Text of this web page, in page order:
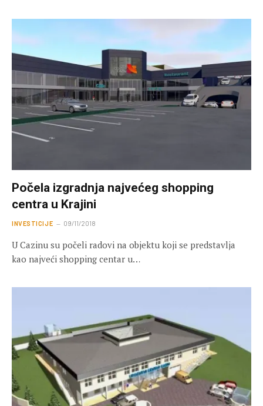
Počela izgradnja najvećeg shopping
centra u Krajini
INVESTICIJE 09/11/2018
U Cazinu su počeli radovi na objektu koji se predstavlja
kao najveći shopping centar u…